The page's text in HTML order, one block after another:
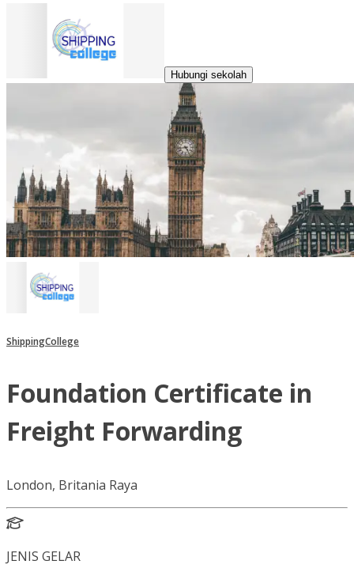
Hubungi sekolah
ShippingCollege
Foundation Certificate in
Freight Forwarding
London, Britania Raya
JENIS GELAR